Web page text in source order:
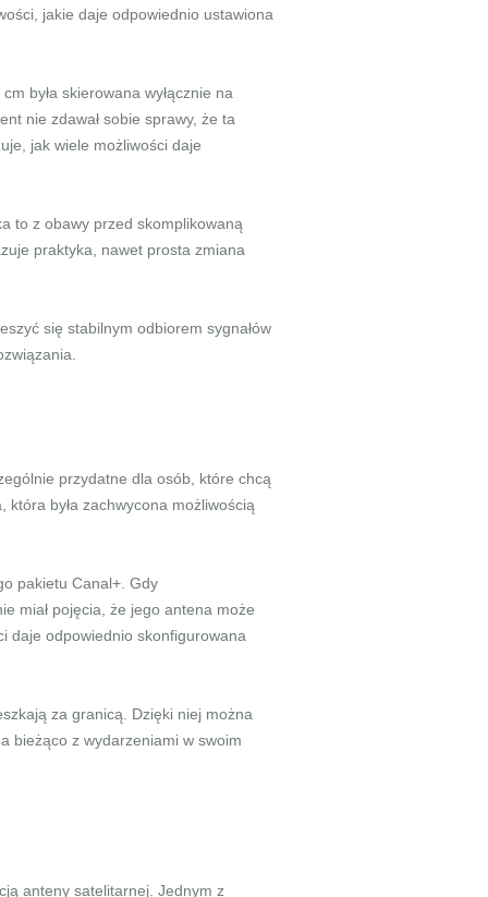
jakie daje odpowiednio ustawiona
była skierowana wyłącznie na
nie zdawał sobie sprawy, że ta
jak wiele możliwości daje
to z obawy przed skomplikowaną
praktyka, nawet prosta zmiana
się stabilnym odbiorem sygnałów
przydatne dla osób, które chcą
była zachwycona możliwością
pakietu Canal+. Gdy
miał pojęcia, że jego antena może
daje odpowiednio skonfigurowana
za granicą. Dzięki niej można
bieżąco z wydarzeniami w swoim
anteny satelitarnej. Jednym z